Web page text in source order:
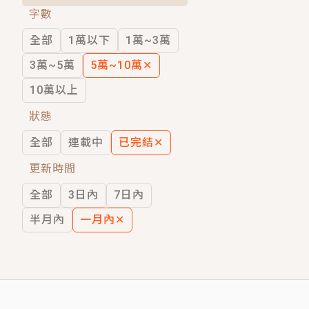
穿越｜《穿越遠古後成了野人娘子》你
字數
全部
1萬以下
1萬~3萬
3萬~5萬
5萬~10萬 ✕
10萬以上
狀態
全部
連載中 已完結✕
更新時間
全部
3日內
7日內
半月內
一月內 ✕